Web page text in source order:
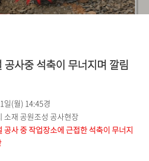
공사중 석축이 무너지며 깔림
일(월) 14:45경
소재 공원조성 공사현장
공사 중 작업장소에 근접한 석축이 무너지